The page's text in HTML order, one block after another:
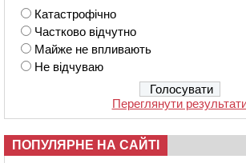
Катастрофічно
Частково відчутно
Майже не впливають
Не відчуваю
Переглянути
ПОПУЛЯРНЕ НА САЙТІ